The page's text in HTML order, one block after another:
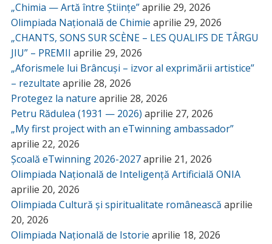
„Chimia — Artă între Științe”aprilie 29, 2026
Olimpiada Națională de Chimie aprilie 29, 2026
„CHANTS, SONS SUR SCÈNE – LES QUALIFS DE TÂRGU
JIU” – PREMII aprilie 29, 2026
„Aforismele lui Brâncuși – izvor al exprimării artistice”
– rezultate aprilie 28, 2026
Protegez la nature aprilie 28, 2026
Petru Rădulea (1931 — 2026) aprilie 27, 2026
„My first project with an eTwinning ambassador”
aprilie 22, 2026
Școală eTwinning 2026-2027aprilie 21, 2026
Olimpiada Națională de Inteligență Artificială ONIA
aprilie 20, 2026
Olimpiada Cultură și spiritualitate românească aprilie
20, 2026
Olimpiada Națională de Istorie aprilie 18, 2026